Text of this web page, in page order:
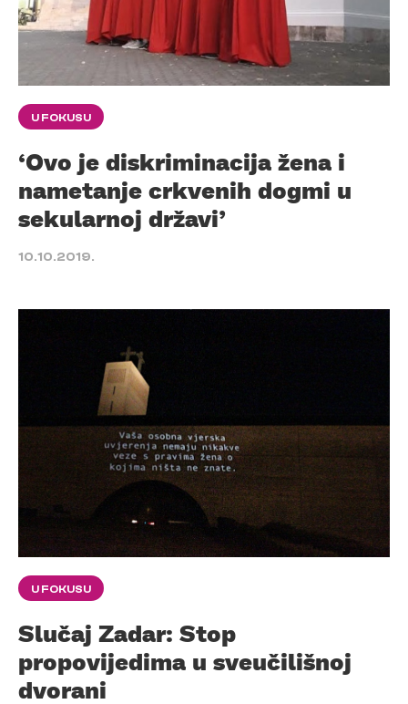
U FOKUSU
‘Ovo je diskriminacija žena i
nametanje crkvenih dogmi u
sekularnoj državi’
10.10.2019.
U FOKUSU
Slučaj Zadar: Stop
propovijedima u sveučilišnoj
dvorani